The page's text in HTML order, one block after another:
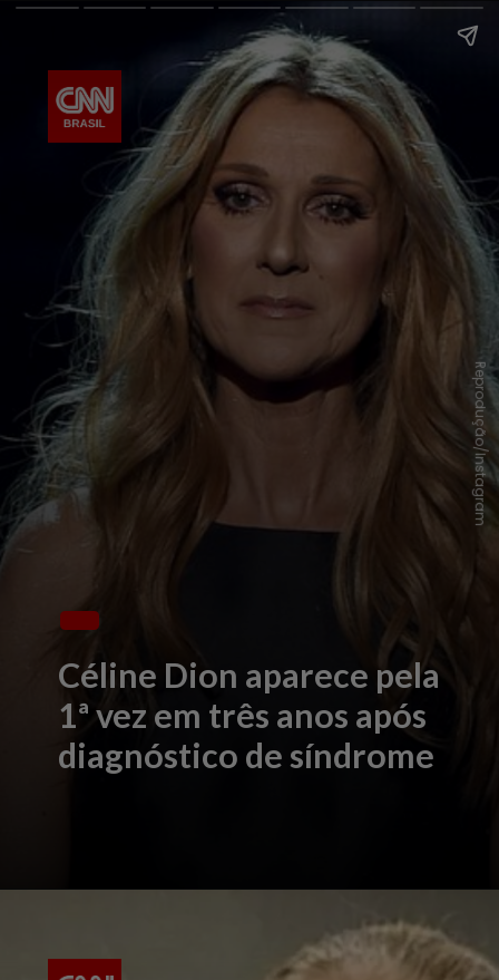
Céline Dion aparece pela
1ª vez em três anos após
diagnóstico de síndrome
Reprodução/Instagram